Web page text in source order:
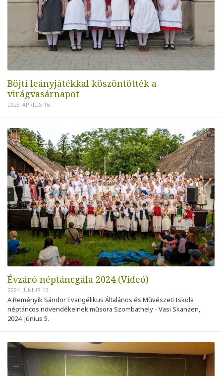
Böjti leányjátékkal köszöntötték a
virágvasárnapot
2025. ÁPRILIS 16.
Évzáró néptáncgála 2024 (Videó)
2024. JÚNIUS 10.
A Reményik Sándor Evangélikus Általános és Művészeti Iskola
néptáncos növendékeinek műsora Szombathely - Vasi Skanzen,
2024. június 5.